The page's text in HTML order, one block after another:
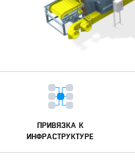
ПРИВЯЗКА К
ИНФРАСТРУКТУРЕ